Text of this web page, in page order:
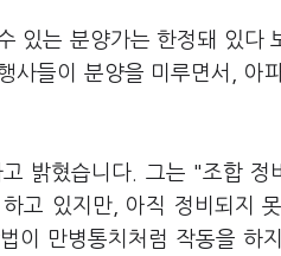
있는 분양가는 한정돼 있다
사들이 분양을 미루면서, 아
밝혔습니다. 그는 "조합 정
고 있지만, 아직 정비되지
이 만병통치처럼 작동을 하